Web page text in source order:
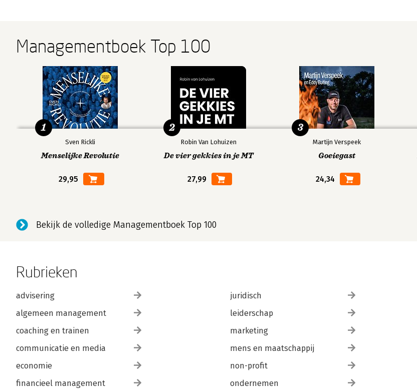
Managementboek Top 100
Sven Rickli
Menselijke Revolutie
29,95
1
Robin Van Lohuizen
De vier gekkies in je MT
27,99
2
Martijn Verspeek
Goeiegast
24,34
3
Bekijk de volledige Managementboek Top 100
Rubrieken
advisering
algemeen management
coaching en trainen
communicatie en media
economie
financieel management
juridisch
leiderschap
marketing
mens en maatschappij
non-profit
ondernemen